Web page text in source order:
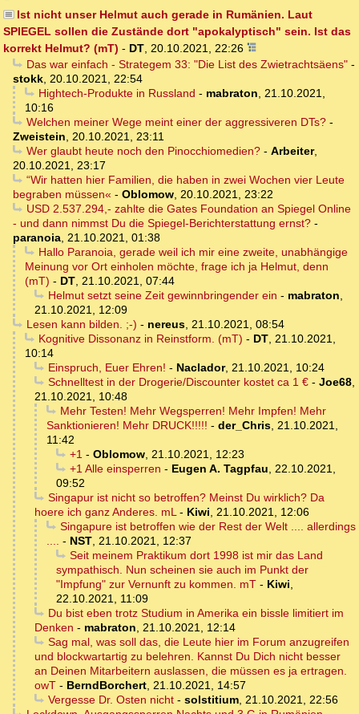
Ist nicht unser Helmut auch gerade in Rumänien. Laut
SPIEGEL sollen die Zustände dort "apokalyptisch" sein. Ist das
korrekt Helmut? (mT) - DT, 20.10.2021, 22:26
Das war einfach - Strategem 33: "Die List des Zwietrachtsäens"-
stokk, 20.10.2021, 22:54
Hightech-Produkte in Russland - mabraton, 21.10.2021,
10:16
Welchen meiner Wege meint einer der aggressiveren DTs?-
Zweistein, 20.10.2021, 23:11
Wer glaubt heute noch den Pinocchiomedien?- Arbeiter,
20.10.2021, 23:17
“Wir hatten hier Familien, die haben in zwei Wochen vier Leute
begraben müssen« - Oblomow, 20.10.2021, 23:22
USD 2.537.294,- zahlte die Gates Foundation an Spiegel Online
- und dann nimmst Du die Spiegel-Berichterstattung ernst? -
paranoia, 21.10.2021, 01:38
Hallo Paranoia, gerade weil ich mir eine zweite, unabhängige
Meinung vor Ort einholen möchte, frage ich ja Helmut, denn
(mT) - DT, 21.10.2021, 07:44
Helmut setzt seine Zeit gewinnbringender ein - mabraton,
21.10.2021, 12:09
Lesen kann bilden. ;-) - nereus, 21.10.2021, 08:54
Kognitive Dissonanz in Reinstform. (mT) - DT, 21.10.2021,
10:14
Einspruch, Euer Ehren! - Naclador, 21.10.2021, 10:24
Schnelltest in der Drogerie/Discounter kostet ca 1 €- Joe68,
21.10.2021, 10:48
Mehr Testen! Mehr Wegsperren! Mehr Impfen! Mehr
Sanktionieren! Mehr DRUCK!!!!! - der_Chris, 21.10.2021,
11:42
+1- Oblomow, 21.10.2021, 12:23
+1 Alle einsperren - Eugen A. Tagpfau, 22.10.2021,
09:52
Singapur ist nicht so betroffen? Meinst Du wirklich? Da
hoere ich ganz Anderes. mL- Kiwi, 21.10.2021, 12:06
Singapure ist betroffen wie der Rest der Welt .... allerdings
.... - NST, 21.10.2021, 12:37
Seit meinem Praktikum dort 1998 ist mir das Land
sympathisch. Nun scheinen sie auch im Punkt der
"Impfung" zur Vernunft zu kommen. mT - Kiwi,
22.10.2021, 11:09
Du bist eben trotz Studium in Amerika ein bissle limitiert im
Denken - mabraton, 21.10.2021, 12:14
Sag mal, was soll das, die Leute hier im Forum anzugreifen
und blockwartartig zu belehren. Kannst Du Dich nicht besser
an Deinen Mitarbeitern auslassen, die müssen es ja ertragen.
owT - BerndBorchert, 21.10.2021, 14:57
Vergesse Dr. Osten nicht- solstitium, 21.10.2021, 22:56